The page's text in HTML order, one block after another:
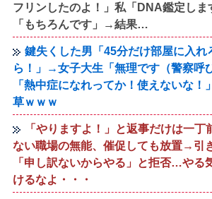
フリンしたのよ！」私「DNA鑑定しま
「もちろんです」→結果…
鍵失くした男「45分だけ部屋に入れ
ら！」→女子大生「無理です（警察呼
「熱中症になれってか！使えないな！
草ｗｗｗ
「やりますよ！」と返事だけは一丁
ない職場の無能、催促しても放置→引
「申し訳ないからやる」と拒否…やる
けるなよ・・・